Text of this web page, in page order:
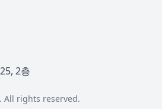
2층
All rights reserved.